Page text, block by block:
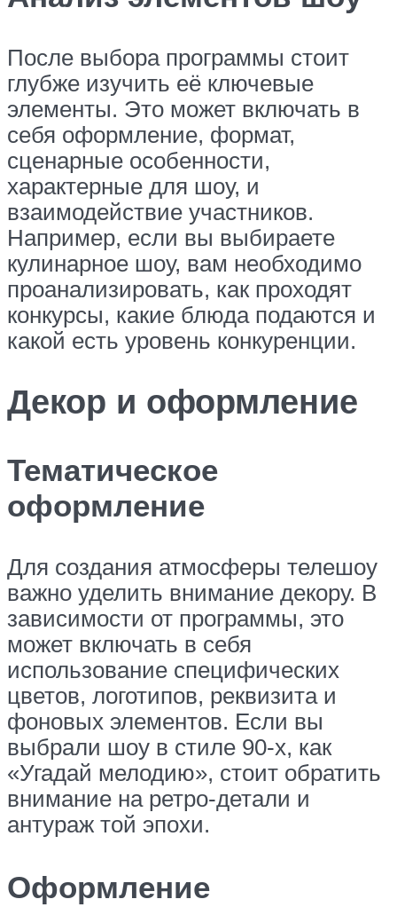
После выбора программы стоит
глубже изучить её ключевые
элементы. Это может включать в
себя оформление, формат,
сценарные особенности,
характерные для шоу, и
взаимодействие участников.
Например, если вы выбираете
кулинарное шоу, вам необходимо
проанализировать, как проходят
конкурсы, какие блюда подаются и
какой есть уровень конкуренции.
Декор и оформление
Тематическое
оформление
Для создания атмосферы телешоу
важно уделить внимание декору. В
зависимости от программы, это
может включать в себя
использование специфических
цветов, логотипов, реквизита и
фоновых элементов. Если вы
выбрали шоу в стиле 90-х, как
«Угадай мелодию», стоит обратить
внимание на ретро-детали и
антураж той эпохи.
Оформление